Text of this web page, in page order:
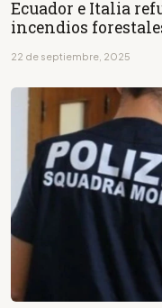
Ecuador e Italia
incendios
22 de septiembre, 2025